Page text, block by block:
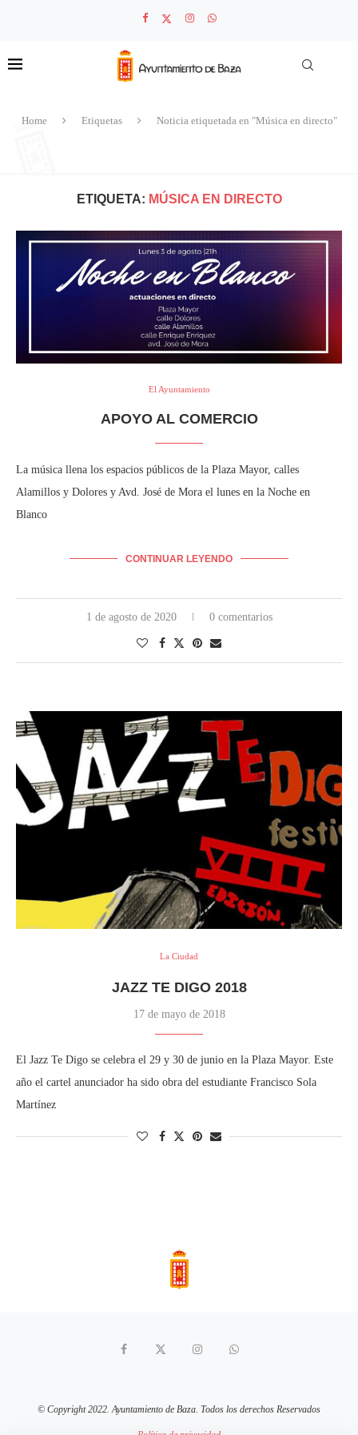
Home Etiquetas Noticia etiquetada en "Música en directo"
ETIQUETA: MÚSICA EN DIRECTO
El Ayuntamiento
APOYO AL COMERCIO
La música llena los espacios públicos de la Plaza Mayor, calles
Alamillos y Dolores y Avd. José de Mora el lunes en la Noche en
Blanco
CONTINUAR LEYENDO
1 de agosto de 2020 0 comentarios
La Ciudad
JAZZ TE DIGO 2018
17 de mayo de 2018
El Jazz Te Digo se celebra el 29 y 30 de junio en la Plaza Mayor. Este
año el cartel anunciador ha sido obra del estudiante Francisco Sola
Martínez
© Copyright 2022. Ayuntamiento de Baza. Todos los derechos Reservados